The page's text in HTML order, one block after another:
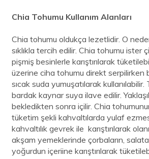
Chia Tohumu Kullanım Alanları
Chia tohumu oldukça lezetlidir. O
sıklıkla tercih edilir. Chia tohumu ister
pişmiş besinlerle karıştırılarak
üzerine ciha tohumu direkt serpilirken
sıcak suda yumuşatılarak
bardak kaynar suya ilave edilir.
bekledikten sonra içilir. Chia
tüketim şekli kahvaltılarda yulaf
kahvaltılık gevrek ile karıştırılarak
akşam yemeklerinde çorbaların,
yoğurdun içeriine karıştırılarak